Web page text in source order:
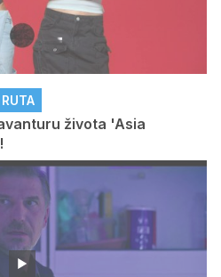
života 'Asia